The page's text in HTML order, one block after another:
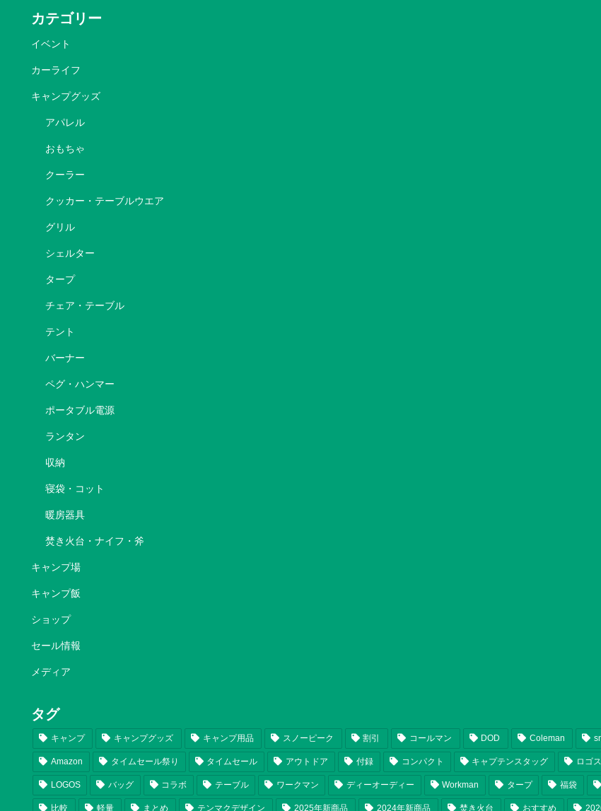
カテゴリー
イベント
カーライフ
キャンプグッズ
アパレル
おもちゃ
クーラー
クッカー・テーブルウエア
グリル
シェルター
タープ
チェア・テーブル
テント
バーナー
ペグ・ハンマー
ポータブル電源
ランタン
収納
寝袋・コット
暖房器具
焚き火台・ナイフ・斧
キャンプ場
キャンプ飯
ショップ
セール情報
メディア
タグ
キャンプ キャンプグッズ キャンプ用品 スノーピーク 割引 コールマン DOD Coleman
Amazon タイムセール祭り タイムセール アウトドア 付録 コンパクト キャプテンスタッグ ロゴス
LOGOS バッグ コラボ テーブル ワークマン ディーオーディー Workman タープ 福袋
比較 軽量 まとめ テンマクデザイン 2025年新商品 2024年新商品 焚き火台 おすすめ